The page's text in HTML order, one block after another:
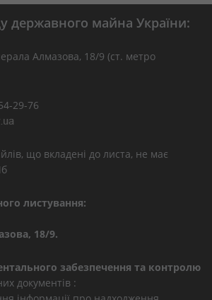
державного майна України:
Алмазова, 18/9 (ст. метро
29-76
що вкладені до листа, не має
листування:
18/9.
забезпечення та контролю
документів :